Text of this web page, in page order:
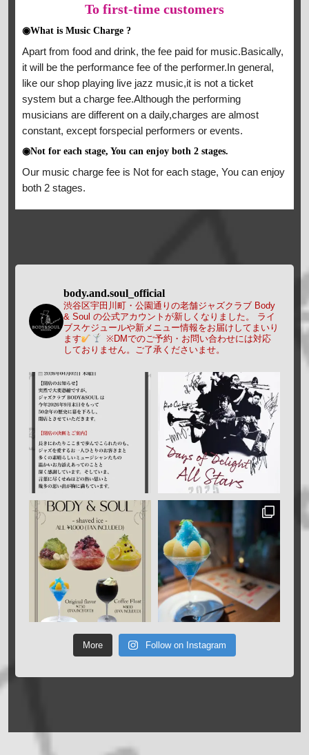
To first-time customers
◉What is Music Charge ?
Apart from food and drink, the fee paid for music.Basically,
it will be the performance fee of the performer.In general,
like our shop playing live jazz music,it is not a ticket
system but a charge fee.Although the performing
musicians are different on a daily,charges are almost
constant, except forspecial performers or events.
◉Not for each stage, You can enjoy both 2 stages.
Our music charge fee is Not for each stage, You can enjoy
both 2 stages.
body.and.soul_official
渋谷区宇田川町・公園通りの老舗ジャズクラブ Body
& Soul の公式アカウントが新しくなりました。
ライ
ブスケジュールや新メニュー情報をお届けしてまいり
ます
※DMでのご予約・お問い合わせには対応
しておりません。ご了承くださいませ。
More Follow on Instagram